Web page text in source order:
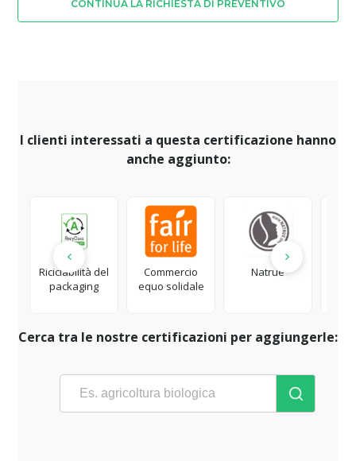
CONTINUA LA RICHIESTA DI PREVENTIVO
I clienti interessati a questa certificazione hanno
anche aggiunto:
Riciclabilità del
packaging
Commercio
equo solidale
Natrue
Cerca tra le nostre certificazioni per aggiungerle: